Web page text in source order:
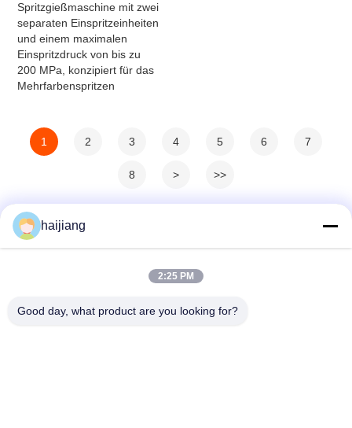
Spritzgießmaschine mit zwei
separaten Einspritzeinheiten
und einem maximalen
Einspritzdruck von bis zu
200 MPa, konzipiert für das
Mehrfarbenspritzen
1 2 3 4 5 6 7
8 > >>
haijiang
2:25 PM
Good day, what product are you looking for?